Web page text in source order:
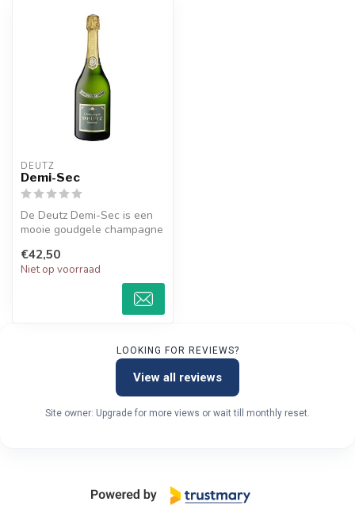
DEUTZ
Demi-Sec
De Deutz Demi-Sec is een
mooie goudgele champagne
honing...
€42,50
Niet op voorraad
LOOKING FOR REVIEWS?
View all reviews
Site owner: Upgrade for more views or wait till monthly reset.